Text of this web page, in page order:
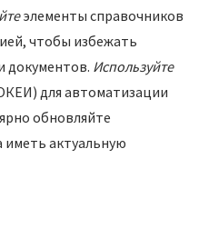
элементы справочников
чтобы избежать
Используйте
для автоматизации
обновляйте
иметь актуальную